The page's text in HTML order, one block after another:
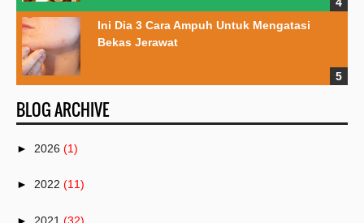
Ini Dia 3 Cara Ampuh Untuk Mengatasi
Bekas Jerawat
BLOG ARCHIVE
► 2026 (1)
► 2022 (11)
► 2021 (32)